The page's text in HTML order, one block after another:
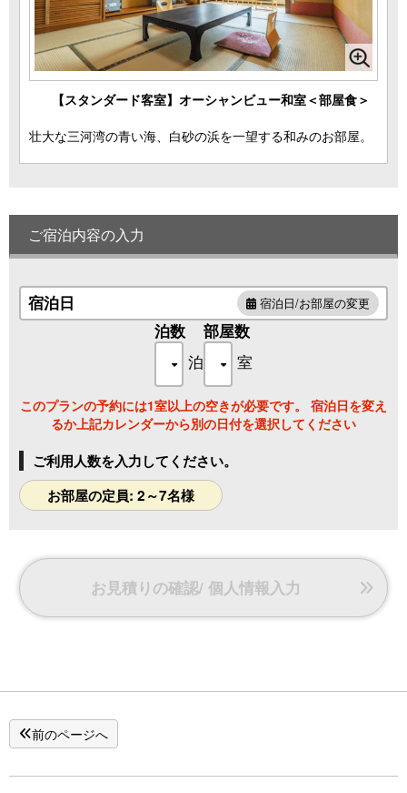
【スタンダード客室】オーシャンビュー和室＜部屋食＞
壮大な三河湾の青い海、白砂の浜を一望する和みのお部屋。
ご宿泊内容の入力
宿泊日 宿泊日/お部屋の変更
泊数
泊
部屋数
室
このプランの予約には1室以上の空きが必要です。 宿泊日を変え
るか上記カレンダーから別の日付を選択してください
ご利用人数を入力してください。
お部屋の定員: 2～7名様
お見積りの確認/ 個人情報入力
前のページへ